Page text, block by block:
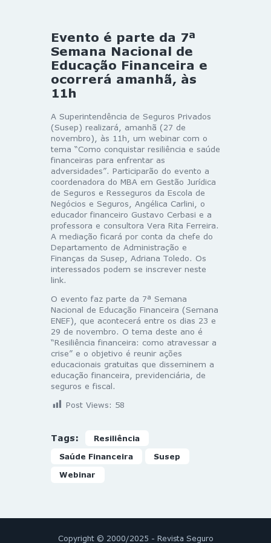
Evento é parte da 7ª
Semana Nacional de
Educação Financeira e
ocorrerá amanhã, às
11h
A Superintendência de Seguros Privados
(Susep) realizará, amanhã (27 de
novembro), às 11h, um webinar com o
tema “Como conquistar resiliência e saúde
financeiras para enfrentar as
adversidades”. Participarão do evento a
coordenadora do MBA em Gestão Jurídica
de Seguros e Resseguros da Escola de
Negócios e Seguros, Angélica Carlini, o
educador financeiro Gustavo Cerbasi e a
professora e consultora Vera Rita Ferreira.
A mediação ficará por conta da chefe do
Departamento de Administração e
Finanças da Susep, Adriana Toledo. Os
interessados podem se inscrever neste
link.
O evento faz parte da 7ª Semana
Nacional de Educação Financeira (Semana
ENEF), que acontecerá entre os dias 23 e
29 de novembro. O tema deste ano é
“Resiliência financeira: como atravessar a
crise” e o objetivo é reunir ações
educacionais gratuitas que disseminem a
educação financeira, previdenciária, de
seguros e fiscal.
Post Views: 58
Tags: Resiliência
Saúde Financeira Susep
Webinar
Copyright © 2000/2025 - Revista Seguro